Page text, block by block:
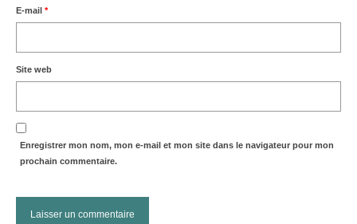
E-mail *
Site web
Enregistrer mon nom, mon e-mail et mon site dans le navigateur pour mon
prochain commentaire.